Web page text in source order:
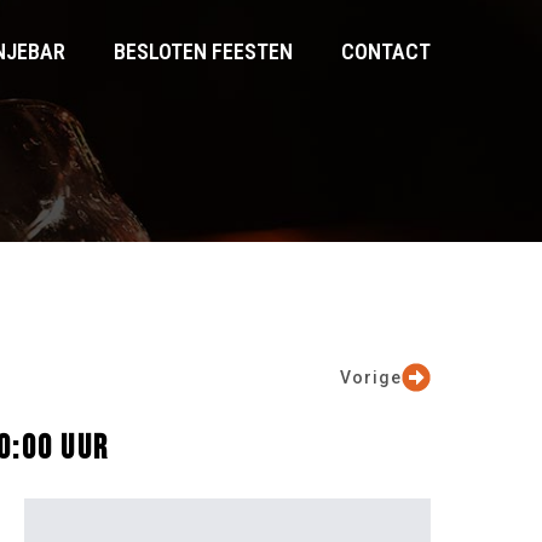
BESLOTEN FEESTEN CONTACT
Vorige
UUR